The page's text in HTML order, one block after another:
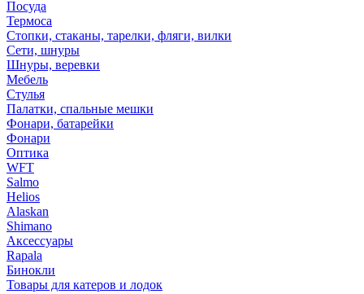
Посуда
Термоса
Стопки, стаканы, тарелки, фляги, вилки
Сети, шнуры
Шнуры, веревки
Мебель
Стулья
Палатки, спальные мешки
Фонари, батарейки
Фонари
Оптика
WFT
Salmo
Helios
Alaskan
Shimano
Аксессуары
Rapala
Бинокли
Товары для катеров и лодок